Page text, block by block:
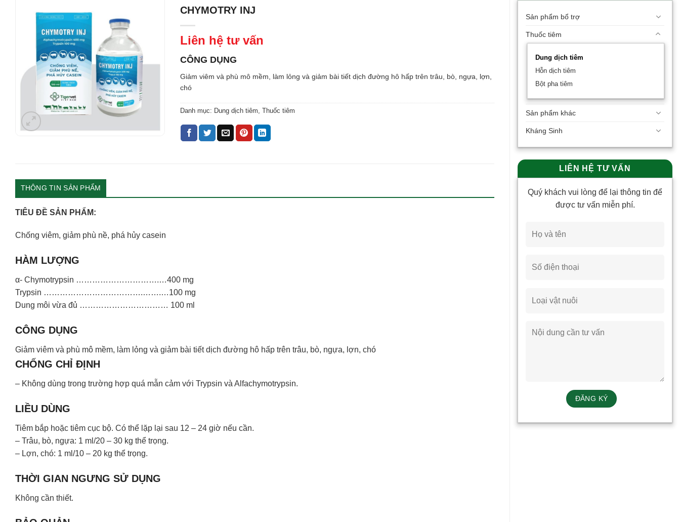
Sản phẩm bổ trợ
Thuốc tiêm
Dung dịch tiêm
Hỗn dịch tiêm
Bột pha tiêm
Sản phẩm khác
Kháng Sinh
LIÊN HỆ TƯ VẤN
Quý khách vui lòng để lại thông tin để
được tư vấn miễn phí.
CHYMOTRY INJ
Liên hệ tư vấn
CÔNG DỤNG
Giảm viêm và phù mô mềm, làm lỏng và giảm bài tiết dịch đường hô hấp trên trâu, bò, ngựa, lợn,
chó
Danh mục: Dung dịch tiêm Thuốc tiêm
THÔNG TIN SẢN PHẨM
TIÊU ĐỀ SẢN PHẨM:
Chống viêm, giảm phù nề, phá hủy casein
HÀM LƯỢNG
α- Chymotrypsin ………………………….…400 mg
Trypsin ……………………………….…….…100 mg
Dung môi vừa đủ …………………………… 100 ml
CÔNG DỤNG
Giảm viêm và phù mô mềm, làm lỏng và giảm bài tiết dịch đường hô hấp trên trâu, bò, ngựa, lợn, chó
CHỐNG CHỈ ĐỊNH
– Không dùng trong trường hợp quá mẫn cảm với Trypsin và Alfachymotrypsin.
LIỀU DÙNG
Tiêm bắp hoặc tiêm cục bộ. Có thể lặp lại sau 12 – 24 giờ nếu cần.
– Trâu, bò, ngựa: 1 ml/20 – 30 kg thể trọng.
– Lợn, chó: 1 ml/10 – 20 kg thể trọng.
THỜI GIAN NGƯNG SỬ DỤNG
Không cần thiết.